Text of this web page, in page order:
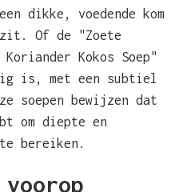
dikke, voedende kom
zit. Of de "Zoete
Koriander Kokos Soep"
is, met een subtiel
soepen bewijzen dat
om diepte en
bereiken.
voorop